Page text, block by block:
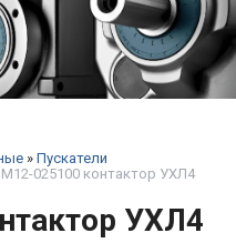
» Пускатели
025100 контактор УХЛ4
УХЛ4